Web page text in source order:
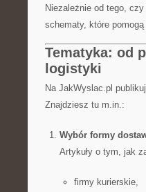
Niezależnie od tego,
schematy, które
Tematyka: od
logistyki
Na JakWyslac.pl
Znajdziesz tu m.in.:
Wybór formy
Artykuły o tym, jak
firmy kurierskie,